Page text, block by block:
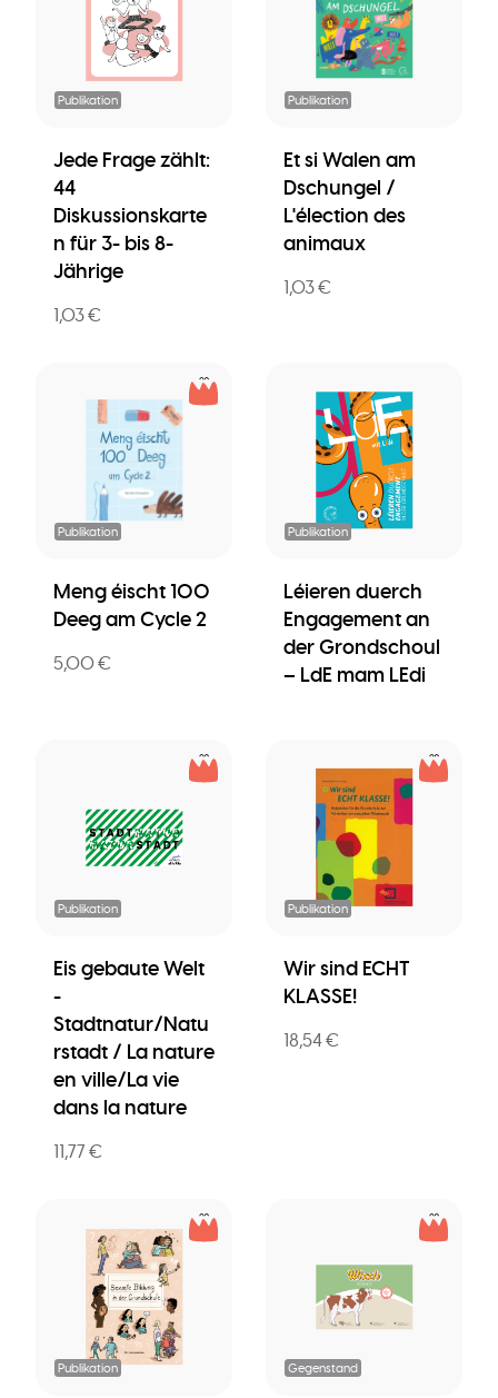
Publikation
Jede Frage zählt:
44
Diskussionskarte
n für 3- bis 8-
Jährige
1,03 €
Publikation
Et si Walen am
Dschungel /
L'élection des
animaux
1,03 €
Publikation
Meng éischt 100
Deeg am Cycle 2
5,00 €
Publikation
Léieren duerch
Engagement an
der Grondschoul
– LdE mam LEdi
Publikation
Eis gebaute Welt
-
Stadtnatur/Natu
rstadt / La nature
en ville/La vie
dans la nature
11,77 €
Publikation
Wir sind ECHT
KLASSE!
18,54 €
Publikation Gegenstand